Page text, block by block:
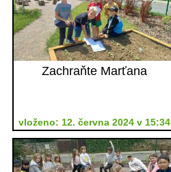
Zachraňte Marťana
vloženo: 12. června 2024 v 15:34